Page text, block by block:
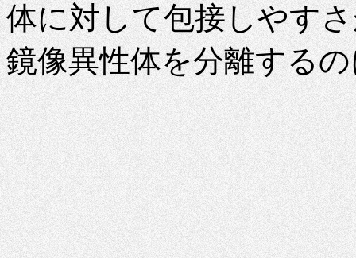
体に対して包接しやす
鏡像異性体を分離する